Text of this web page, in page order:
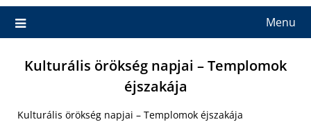
Menu
Kulturális örökség napjai – Templomok
éjszakája
Kulturális örökség napjai – Templomok éjszakája